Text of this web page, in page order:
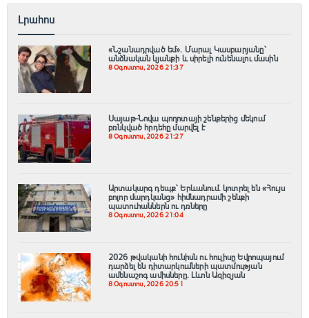
Լրահոս
«Նշանադրված եմ». Մարալ Կասբարյանը՝
անձնական կյանքի և սիրելի ունենալու մասին
8 Օգոստոս, 2026 21:37
Սայաթ-Նովա պողոտայի շենքերից մեկում
բռնկված հրդեհը մարվել է
8 Օգոստոս, 2026 21:27
Արտակարգ դեպք՝ Երևանում․ կոտրել են «Հույս
բոլոր մարդկանց» հիմնադրամի շենքի
պատուհաններն ու դռները
8 Օգոստոս, 2026 21:04
2026 թվականի հունիսն ու հուլիսը Եվրոպայում
դարձել են դիտարկումների պատմության
ամենաշոգ ամիսները․ Լևոն Ազիզյան
8 Օգոստոս, 2026 20:51